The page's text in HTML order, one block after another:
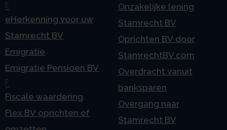
E
eHerkenning voor uw
Stamrecht BV
Emigratie
Emigratie Pensioen BV
F
Fiscale waardering
Flex BV oprichten of
Onzakelijke lening
Stamrecht BV
Oprichten BV door
StamrechtBV.com
Overdracht vanuit
banksparen
Overgang naar
Stamrecht BV